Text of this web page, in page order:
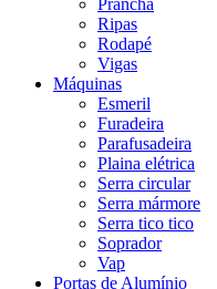
Prancha
Ripas
Rodapé
Vigas
Máquinas
Esmeril
Furadeira
Parafusadeira
Plaina elétrica
Serra circular
Serra mármore
Serra tico tico
Soprador
Vap
Portas de Alumínio